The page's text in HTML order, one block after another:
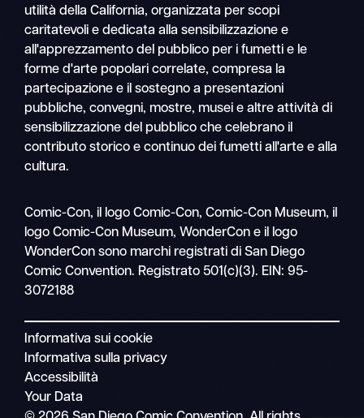
Navigazione
mobile
Ricerca
utilità della California, organizzata per scopi
caritatevoli e dedicata alla sensibilizzazione e
all'apprezzamento del pubblico per i fumetti e le
forme d'arte popolari correlate, compresa la
partecipazione e il sostegno a presentazioni
pubbliche, convegni, mostre, musei e altre attività di
sensibilizzazione del pubblico che celebrano il
contributo storico e continuo dei fumetti all'arte e alla
cultura.
Comic-Con, il logo Comic-Con, Comic-Con Museum, il
logo Comic-Con Museum, WonderCon e il logo
WonderCon sono marchi registrati di San Diego
Comic Convention. Registrato 501(c)(3). EIN: 95-
3072188
Informativa sui cookie
Informativa sulla privacy
Accessibilità
Your Data